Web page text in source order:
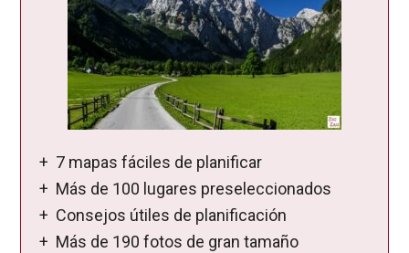
+ 7 mapas fáciles de planificar
+ Más de 100 lugares preseleccionados
+ Consejos útiles de planificación
+ Más de 190 fotos de gran tamaño